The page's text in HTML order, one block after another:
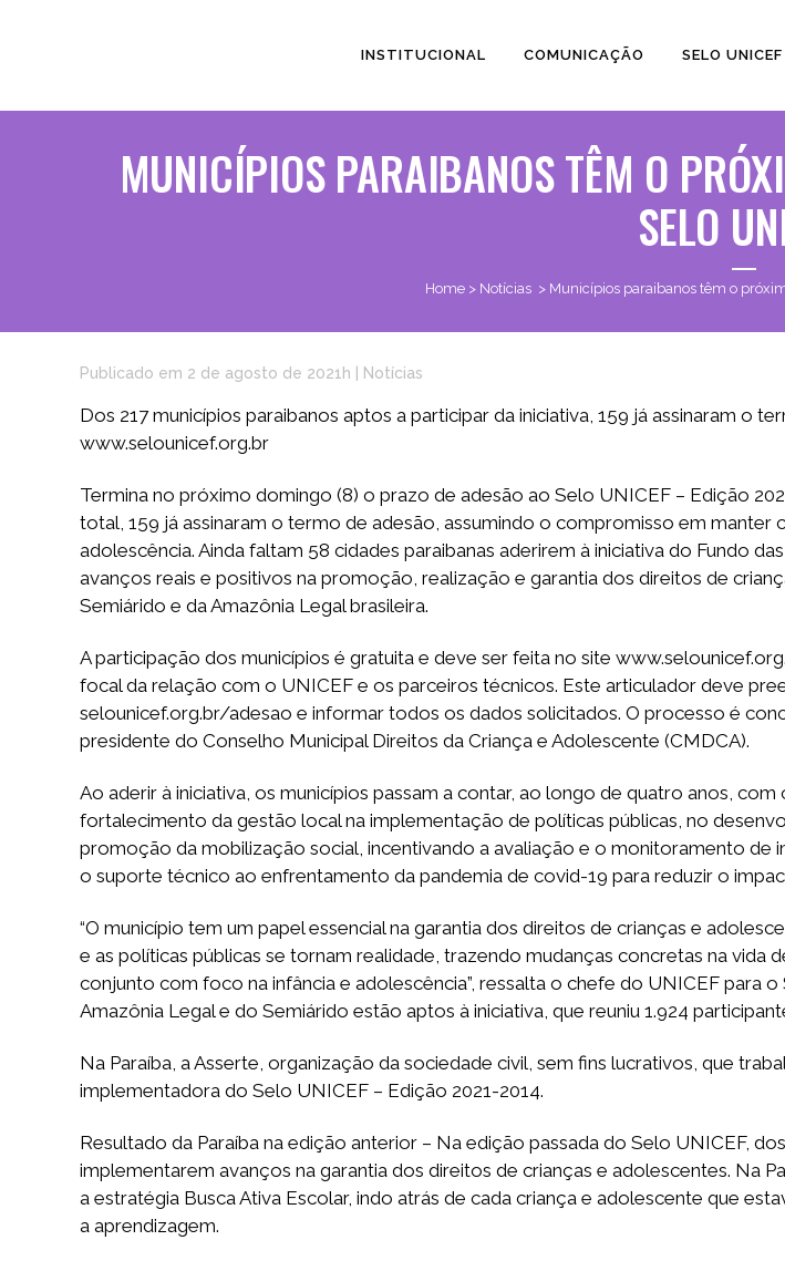
INSTITUCIONAL COMUNICAÇÃO SELO UNICEF
MUNICÍPIOS PARAIBANOS TÊM O
SELO
Home > Notícias > Municípios paraibanos têm o
Publicado em 2 de agosto de 2021h Notícias
Dos 217 municípios paraibanos aptos a participar da iniciativa, 159 já assinaram o
www.selounicef.org.br
Termina no próximo domingo (8) o prazo de adesão ao Selo UNICEF – Edição
total, 159 já assinaram o termo de adesão, assumindo o compromisso em manter
adolescência. Ainda faltam 58 cidades paraibanas aderirem à iniciativa do Fundo
avanços reais e positivos na promoção, realização e garantia dos direitos de
Semiárido e da Amazônia Legal brasileira.
A participação dos municípios é gratuita e deve ser feita no site
focal da relação com o UNICEF e os parceiros técnicos. Este articulador deve
selounicef.org.br/adesao e informar todos os dados solicitados. O processo é
presidente do Conselho Municipal Direitos da Criança e Adolescente (CMDCA).
Ao aderir à iniciativa, os municípios passam a contar, ao longo de quatro anos,
fortalecimento da gestão local na implementação de políticas públicas, no
promoção da mobilização social, incentivando a avaliação e o monitoramento de
o suporte técnico ao enfrentamento da pandemia de covid-19 para reduzir o
“O município tem um papel essencial na garantia dos direitos de crianças e
e as políticas públicas se tornam realidade, trazendo mudanças concretas na vida
conjunto com foco na infância e adolescência”, ressalta o chefe do UNICEF para
Amazônia Legal e do Semiárido estão aptos à iniciativa, que reuniu 1.924
Na Paraíba, a Asserte, organização da sociedade civil, sem fins lucrativos, que
implementadora do Selo UNICEF – Edição 2021-2014.
Resultado da Paraíba na edição anterior – Na edição passada do Selo UNICEF,
implementarem avanços na garantia dos direitos de crianças e adolescentes. Na
a estratégia Busca Ativa Escolar, indo atrás de cada criança e adolescente que
a aprendizagem.